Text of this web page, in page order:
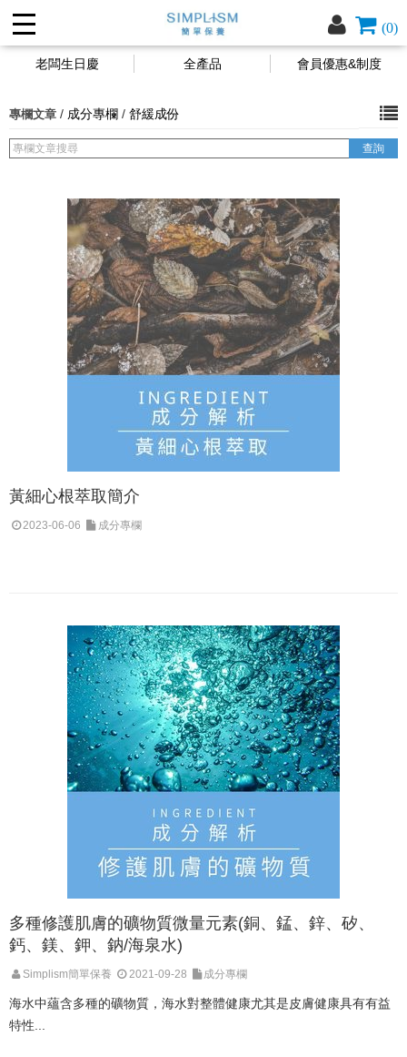
(0)
老闆生日慶 全產品 會員優惠&制度
專欄文章 / 成分專欄 / 舒緩成份
黃細心根萃取簡介
2023-06-06 成分專欄
多種修護肌膚的礦物質微量元素(銅、錳、鋅、矽、
鈣、鎂、鉀、鈉/海泉水)
Simplism簡單保養 2021-09-28 成分專欄
海水中蘊含多種的礦物質，海水對整體健康尤其是皮膚健康具有有益
特性...